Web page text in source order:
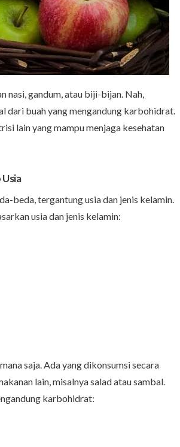
nasi, gandum, atau biji-bijan. Nah,
dari buah yang mengandung karbohidrat.
lain yang mampu menjaga kesehatan
beda, tergantung usia dan jenis kelamin.
usia dan jenis kelamin:
saja. Ada yang dikonsumsi secara
lain, misalnya salad atau sambal.
karbohidrat: